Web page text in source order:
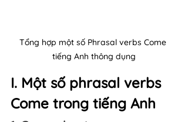
Tổng hợp một số Phrasal verbs Come
tiếng Anh thông dụng
I. Một số phrasal verbs
Come trong tiếng Anh